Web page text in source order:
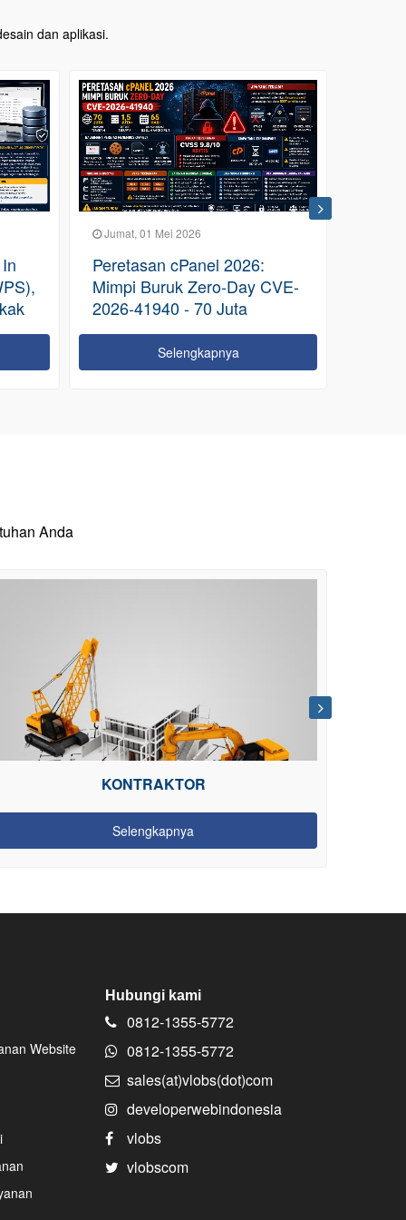
dan aplikasi.
Jumat, 01 Mei 2026
Peretasan cPanel 2026:
Mimpi Buruk Zero-Day CVE-
2026-41940 - 70 Juta
Domain Terancam
Selengkapnya
Anda
KONTRAKTOR
Selengkapnya
Website
Hubungi kami
0812-1355-5772
0812-1355-5772
sales(at)vlobs(dot)com
developerwebindonesia
vlobs
vlobscom